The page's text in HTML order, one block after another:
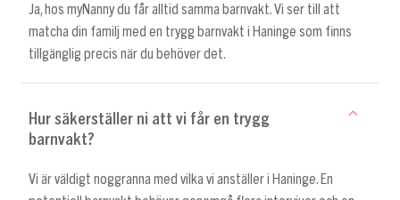
Ja, hos myNanny du får alltid samma barnvakt. Vi ser till att
matcha din familj med en trygg barnvakt i Haninge som finns
tillgänglig precis när du behöver det.
Hur säkerställer ni att vi får en trygg
barnvakt?
Vi är väldigt noggranna med vilka vi anställer i Haninge. En